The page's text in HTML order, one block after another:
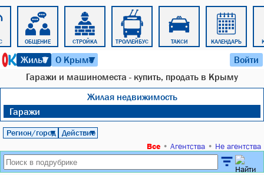
ОБЩЕНИЕ СТРОЙКА ТРОЛЛЕЙБУС ТАКСИ КАЛЕНДАРЬ
Жильё
▼ О Крыме
▼ Войти
Гаражи и машиноместа - купить, продать в Крыму
Жилая недвижимость
Гаражи
Регион/город
▼ Действие
▼
Все • Агентства • Не агентства